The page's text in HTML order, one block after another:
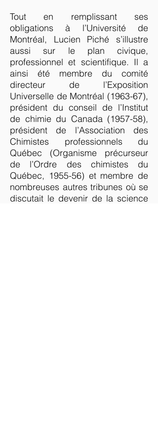
Tout en remplissant ses
obligations à l’Université de
Montréal, Lucien Piché s’illustre
aussi sur le plan civique,
professionnel et scientifique. Il a
ainsi été membre du comité
directeur de l’Exposition
Universelle de Montréal (1963-67),
président du conseil de l’Institut
de chimie du Canada (1957-58),
président de l’Association des
Chimistes professionnels du
Québec (Organisme précurseur
de l’Ordre des chimistes du
Québec, 1955-56) et membre de
nombreuses autres tribunes où se
discutait le devenir de la science